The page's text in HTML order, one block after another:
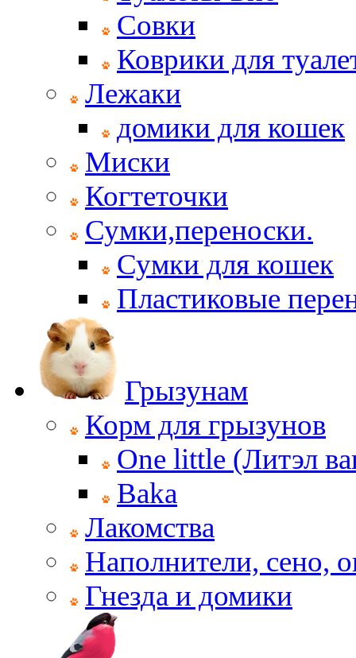
Совки
Коврики для
Лежаки
домики для кошек
Миски
Когтеточки
Сумки,переноски.
Сумки для кошек
Пластиковые
Грызунам
Корм для грызунов
One little (Литэл
Baka
Лакомства
Наполнители, сено,
Гнезда и домики